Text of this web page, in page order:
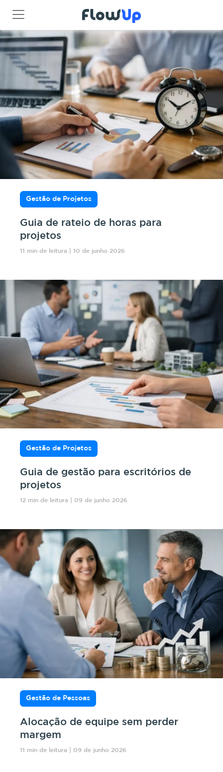
Gestão de Projetos
Guia de rateio de horas para
projetos
11 min de leitura | 10 de junho 2026
Gestão de Projetos
Guia de gestão para escritórios de
projetos
12 min de leitura | 09 de junho 2026
Gestão de Pessoas
Alocação de equipe sem perder
margem
11 min de leitura | 09 de junho 2026